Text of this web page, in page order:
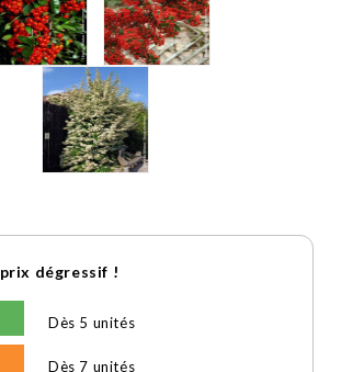
dégressif !
Dès 5 unités
Dès 7 unités